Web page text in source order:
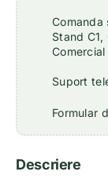
Comanda
Stand
Suport
Formular
Descriere